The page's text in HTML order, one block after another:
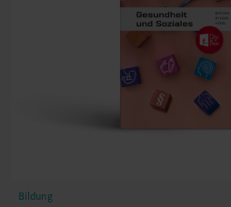
Bildung